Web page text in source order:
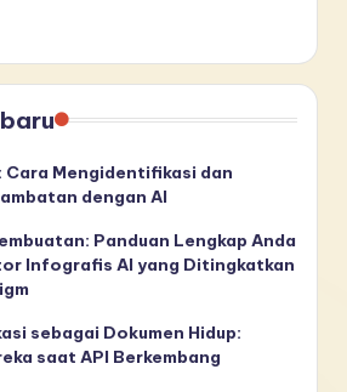
Cara Mengidentifikasi dan
dengan AI
Panduan Lengkap Anda
Infografis AI yang Ditingkatkan
sebagai Dokumen Hidup:
saat API Berkembang